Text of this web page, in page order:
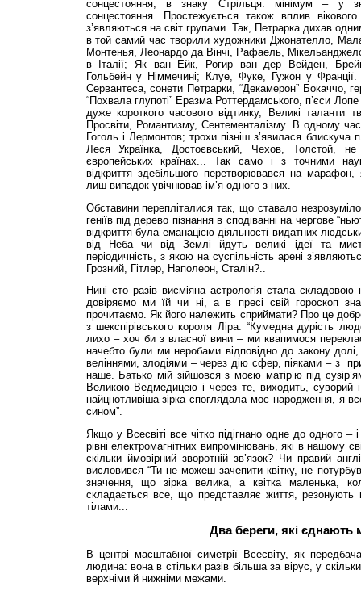
сонцестояння, в знаку Стрільця: мінімум – у
сонцестояння. Простежується також вплив
з’являються на світ групами. Так, Петрарка дихав
в той самий час творили художники Джонателло,
Монтенья, Леонардо да Вінчі, Рафаель,
в Італії; Як ван Ейк, Рогир ван дер Вейден,
Гольбейн у Німмечині; Клуе, Фуке, Гужон у Франції.
Сервантеса, сонети Петрарки, “Декамерон” Бокаччо,
“Похвала глупоті” Еразма Роттердамського, п’єси
дуже короткого часового відтинку, Великі таланти
Просвіти, Романтизму, Сентементалізму. В одному
Гоголь і Лермонтов; трохи пізніш з’явилася
Леся Українка, Достоєвський, Чехов, Толстой,
європейських країнах... Так само і з точними
відкриття здебільшого перетворювався на марафон,
лиш випадок увічнював ім’я одного з них.
Обставини перепліталися так, що ставало
геніїв під дерево пізнання в сподіванні на чергове
відкриття була еманацією діяльності видатних
від Неба чи від Землі йдуть великі ідеї та
періодичність, з якою на суспільність арені
Грозний, Гітлер, Наполеон, Сталін?..
Нині сто разів висміяна астрологія стала складовою
довіряємо ми їй чи ні, а в пресі свій гороскоп
прочитаємо. Як його належить сприймати? Про це
з шекспірівського короля Ліра: “Кумедна дурість
лихо – хоч би з власної вини – ми квапимося
начебто були ми неробами відповідно до закону
веліннями, злодіями – через дію сфер, піяками – з
наше. Батько мій зійшовся з моєю матір’ю під
Великою Ведмедицею і через те, виходить, суворий
найцнотливіша зірка споглядала моє народження, я
сином”.
Якщо у Всесвіті все чітко підігнано одне до одного – і
рівні електромагнітних випромінювань, які в нашому
скільки ймовірний зворотній зв’язок? Чи правий
висловився “Ти не можеш зачепити квітку, не
значення, що зірка велика, а квітка маленька,
складається все, що представляє життя, резонують
тілами...
Два береги, які єднають
В центрі масштабної симетрії Всесвіту, як
людина: вона в стільки разів більша за вірус, у
верхніми й нижніми межами.